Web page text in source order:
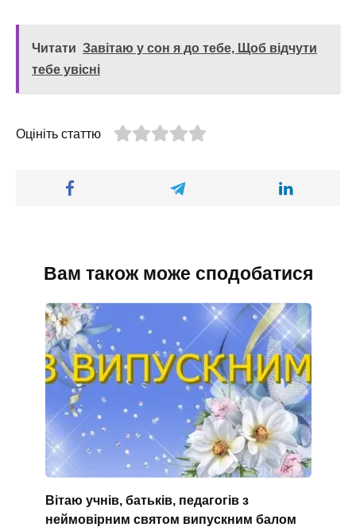
Читати Завітаю у сон я до тебе, Щоб відчути
тебе увісні
Оцініть статтю
Вам також може сподобатися
Вітаю учнів, батьків, педагогів з
неймовірним святом випускним балом